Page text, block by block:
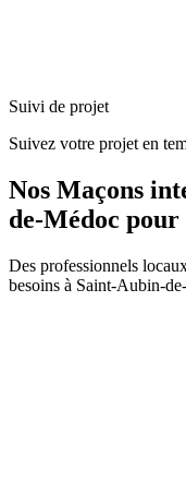
Suivi de projet
Suivez votre projet en
Nos Maçons
de-Médoc pour
Des professionnels
besoins à Saint-Aubin-